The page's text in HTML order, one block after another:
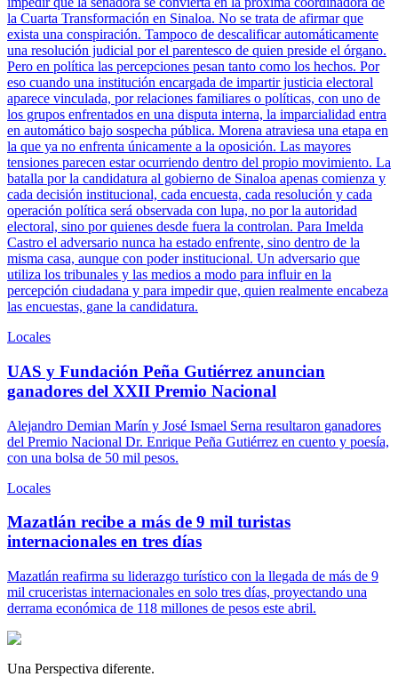
la Cuarta Transformación en Sinaloa. No se trata de afirmar que
exista una conspiración. Tampoco de descalificar automáticamente
una resolución judicial por el parentesco de quien preside el órgano.
Pero en política las percepciones pesan tanto como los hechos. Por
eso cuando una institución encargada de impartir justicia electoral
aparece vinculada, por relaciones familiares o políticas, con uno de
los grupos enfrentados en una disputa interna, la imparcialidad entra
en automático bajo sospecha pública. Morena atraviesa una etapa en
la que ya no enfrenta únicamente a la oposición. Las mayores
tensiones parecen estar ocurriendo dentro del propio movimiento. La
batalla por la candidatura al gobierno de Sinaloa apenas comienza y
cada decisión institucional, cada encuesta, cada resolución y cada
operación política será observada con lupa, no por la autoridad
electoral, sino por quienes desde fuera la controlan. Para Imelda
Castro el adversario nunca ha estado enfrente, sino dentro de la
misma casa, aunque con poder institucional. Un adversario que
utiliza los tribunales y las medios a modo para influir en la
percepción ciudadana y para impedir que, quien realmente encabeza
las encuestas, gane la candidatura.
Locales
UAS y Fundación Peña Gutiérrez anuncian
ganadores del XXII Premio Nacional
Alejandro Demian Marín y José Ismael Serna resultaron ganadores
del Premio Nacional Dr. Enrique Peña Gutiérrez en cuento y poesía,
con una bolsa de 50 mil pesos.
Locales
Mazatlán recibe a más de 9 mil turistas
internacionales en tres días
Mazatlán reafirma su liderazgo turístico con la llegada de más de 9
mil cruceristas internacionales en solo tres días, proyectando una
derrama económica de 118 millones de pesos este abril.
Una Perspectiva diferente.